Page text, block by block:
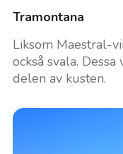
Tramontana
Liksom Maestral-
också svala.
delen av kusten.